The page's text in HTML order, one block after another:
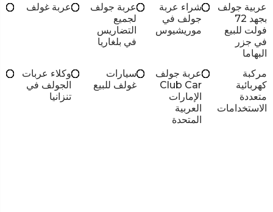
عربية جولف
بجهد 72
فولت للبيع
في جزر
البهاما
شراء عربة
جولف في
موريشيوس
عربة جولف
لجميع
التضاريس
في بلغاريا
عربة غولف
مركبة
كهربائية
متعددة
الاستخدامات
عربة جولف
Club Car
الإمارات
العربية
المتحدة
سيارات
غولف للبيع
وكلاء عربات
الجولف في
تنزانيا